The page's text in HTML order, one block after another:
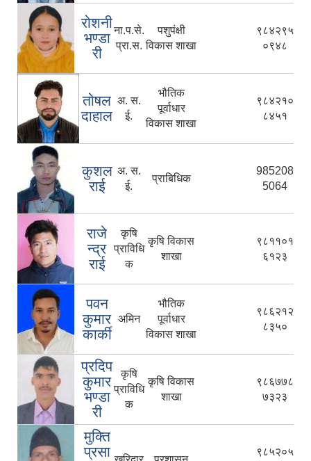
रोशनी
भण्डा
री
ना.प.से.
प्रा.स.
पशुपंक्षी
विकास शाखा
९८४२९५
०९४८
तोषल
दाहाल
अ. स.
ई.
भौतिक
पूर्वाधार
विकास शाखा
९८४२१०
८४५१
कुशल
राई
अ. स.
ई.
प्राबिधिक
985208
5064
राजे
न्द्र
राई
कृषि
प्राविधि
क
कृषि विकास
शाखा
९८११०१
६१२३
पवन
कुमार
कार्की
अमिन
भौतिक
पूर्वाधार
विकास शाखा
९८६२१२
८३५०
प्रदिप
कुमार
भण्डा
री
कृषि
प्राविधि
क
कृषि विकास
शाखा
९८६७७८
७३२३
मुक्ति
प्रसा
९८५२०५